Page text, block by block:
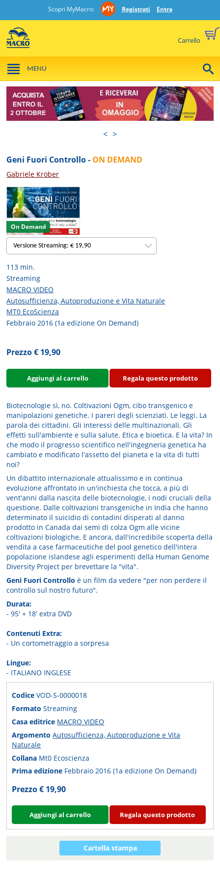
Scopri MyMacro: Registrati Entra
Carrello
MENU
< >
Geni Fuori Controllo - ON DEMAND
Gabriele Kröber
On Demand
Versione Streaming: € 19,90
113 min.
Streaming
MACRO VIDEO
Autosufficienza, Autoproduzione e Vita Naturale
MT0 EcoScienza
Febbraio 2016 (1a edizione On Demand)
Prezzo € 19,90
Aggiungi al carrello Regala questo prodotto
Biotecnologie sì, no. Coltivazioni Ogm, cibo transgenico e
manipolazioni genetiche. I pareri degli scienziati. Le leggi. La
parola dei cittadini. Gli interessi delle multinazionali. Gli
effetti sull'ambiente e sulla salute. Etica e bioetica. E la vita? In
che modo il progresso scientifico nell'ingegneria genetica ha
cambiato e modificato l'assetto del pianeta e la vita di tutti
noi?
Un dibattito internazionale attualissimo e in continua
evoluzione affrontato in un'inchiesta che tocca, a più di
vent'anni dalla nascita delle biotecnologie, i nodi cruciali della
questione. Dalle coltivazioni transgeniche in India che hanno
determinato il suicidio di contadini disperati al danno
prodotto in Canada dai semi di colza Ogm alle vicine
coltivazioni biologiche. E ancora, dall'incredibile scoperta della
vendita a case farmaceutiche del pool genetico dell'intera
popolazione islandese agli esperimenti della Human Genome
Diversity Project per brevettare la "vita".
Geni Fuori Controllo è un film da vedere "per non perdere il
controllo sul nostro futuro".
Durata:
- 95' + 18' extra DVD
Contenuti Extra:
- Un cortometraggio a sorpresa
Lingue:
- ITALIANO INGLESE
CodiceVOD-S-0000018
FormatoStreaming
Casa editrice MACRO VIDEO
ArgomentoAutosufficienza, Autoproduzione e Vita
Naturale
Collana Mt0 Ecoscienza
Prima edizione Febbraio 2016 (1a edizione On Demand)
Prezzo € 19,90
Aggiungi al carrello Regala questo prodotto
Cartella stampa